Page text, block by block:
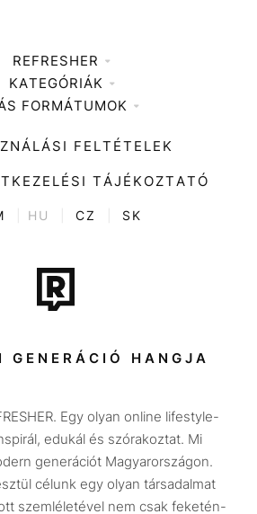
REFRESHER
Médiaajánlat
KATEGÓRIÁK
Zene
Divat
Kultúra
ENTR
Tech-Tudomány
Sport
Társadalom
Utazás
Életmód
Design
FORMÁTUMOK
FELTÉTELEK
TÁJÉKOZTATÓ
HU CZ SK
GENERÁCIÓ HANGJA
Egy olyan online lifestyle-
edukál és szórakoztat. Mi
generációt Magyarországon.
célunk egy olyan társadalmat
szemléletével nem csak feketén-